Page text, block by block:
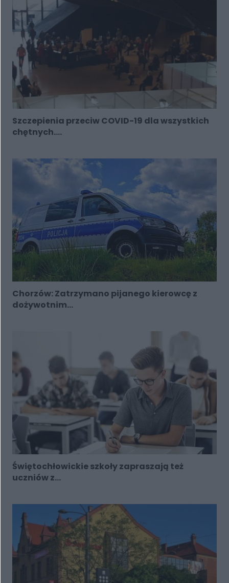
Szczepienia przeciw COVID-19 dla wszystkich
chętnych....
Chorzów: Zatrzymano pijanego kierowcę z
dożywotnim...
Świętochłowickie szkoły zapraszają też
uczniów z...